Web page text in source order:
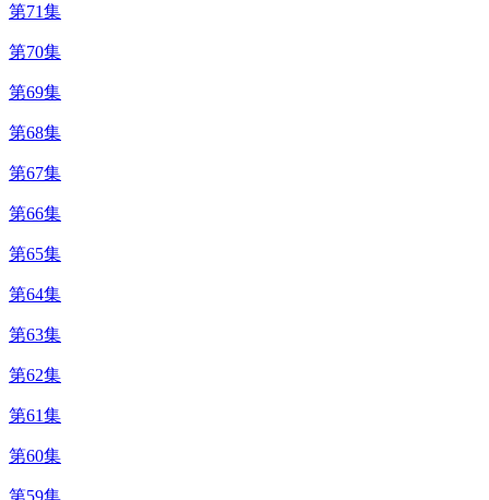
第71集
第70集
第69集
第68集
第67集
第66集
第65集
第64集
第63集
第62集
第61集
第60集
第59集